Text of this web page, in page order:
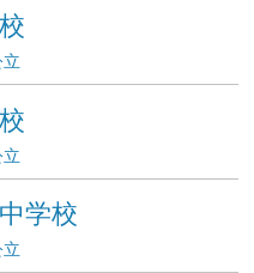
立
立
学校
立